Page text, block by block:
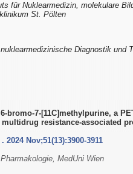
für Nuklearmedizin, molekulare
St. Pölten
Diagnostik und
bromo-7-[11C]methylpurine, a
resistance-associated
Nov;51(13):3900-3911
MedUni Wien